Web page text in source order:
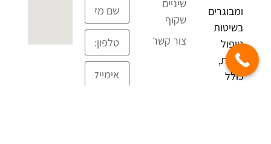
ומבוגרים
בשיטות
טיפול
שונות,
כולל
שיניים
שקוף
צור קשר